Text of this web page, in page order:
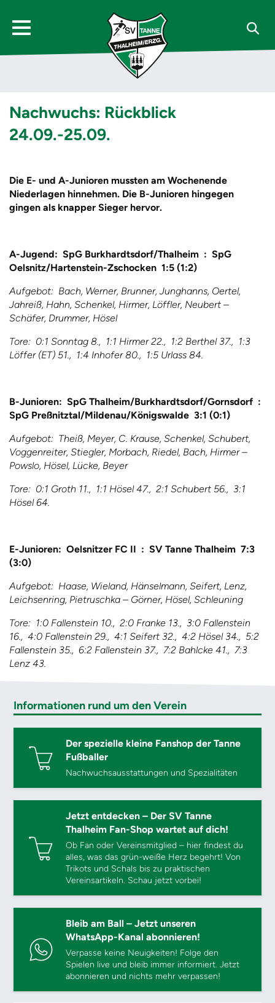
Nachwuchs: Rückblick
24.09.-25.09.
Die E- und A-Junioren mussten am Wochenende
Niederlagen hinnehmen. Die B-Junioren hingegen
gingen als knapper Sieger hervor.
A-Jugend: SpG Burkhardtsdorf/Thalheim : SpG
Oelsnitz/Hartenstein-Zschocken 1:5 (1:2)
Aufgebot: Bach, Werner, Brunner, Junghanns, Oertel,
Jahreiß, Hahn, Schenkel, Hirmer, Löffler, Neubert –
Schäfer, Drummer, Hösel
Tore: 0:1 Sonntag 8., 1:1 Hirmer 22., 1:2 Berthel 37., 1:3
Löffer (ET) 51., 1:4 Inhofer 80., 1:5 Urlass 84.
B-Junioren: SpG Thalheim/Burkhardtsdorf/Gornsdorf :
SpG Preßnitztal/Mildenau/Königswalde 3:1 (0:1)
Aufgebot: Theiß, Meyer, C. Krause, Schenkel, Schubert,
Voggenreiter, Stiegler, Morbach, Riedel, Bach, Hirmer –
Powslo, Hösel, Lücke, Beyer
Tore: 0:1 Groth 11., 1:1 Hösel 47., 2:1 Schubert 56., 3:1
Hösel 64.
E-Junioren: Oelsnitzer FC II : SV Tanne Thalheim 7:3
(3:0)
Aufgebot: Haase, Wieland, Hänselmann, Seifert, Lenz,
Leichsenring, Pietruschka – Görner, Hösel, Schleuning
Tore: 1:0 Fallenstein 10., 2:0 Franke 13., 3:0 Fallenstein
16., 4:0 Fallenstein 29., 4:1 Seifert 32., 4:2 Hösel 34., 5:2
Fallenstein 35., 6:2 Fallenstein 37., 7:2 Bahlcke 41., 7:3
Lenz 43.
Informationen rund um den Verein
Der spezielle kleine Fanshop der Tanne
Fußballer
Nachwuchsausstattungen und Spezialitäten
Jetzt entdecken – Der SV Tanne
Thalheim Fan-Shop wartet auf dich!
Ob Fan oder Vereinsmitglied – hier findest du
alles, was das grün-weiße Herz begehrt! Von
Trikots und Schals bis zu praktischen
Vereinsartikeln. Schau jetzt vorbei!
Bleib am Ball – Jetzt unseren
WhatsApp-Kanal abonnieren!
Verpasse keine Neuigkeiten! Folge den
Spielen live und bleib immer informiert. Jetzt
abonnieren und nichts mehr verpassen!